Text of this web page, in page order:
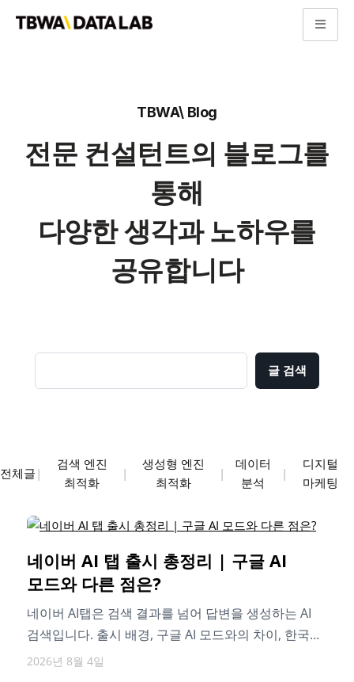
TBWA\ Blog
전문 컨설턴트의 블로그를
통해
다양한 생각과 노하우를
공유합니다
글 검색
전체글 |
검색 엔진
최적화
|
생성형 엔진
최적화
|
데이터
분석
|
디지털
마케팅
네이버 AI 탭 출시 총정리 | 구글 AI
모드와 다른 점은?
네이버 AI탭은 검색 결과를 넘어 답변을 생성하는 AI
검색입니다. 출시 배경, 구글 AI 모드와의 차이, 한국형
데이터 강점,…
2026년 8월 4일